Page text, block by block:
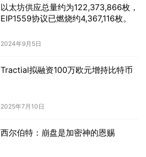
以太坊供应总量约为122,373,866枚，
EIP1559协议已燃烧约4,367,116枚。
2024年9月5日
Tractial拟融资100万欧元增持比特币
2025年7月10日
西尔伯特：崩盘是加密神的恩赐